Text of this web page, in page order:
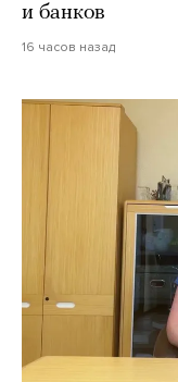
и банков
16 часов назад